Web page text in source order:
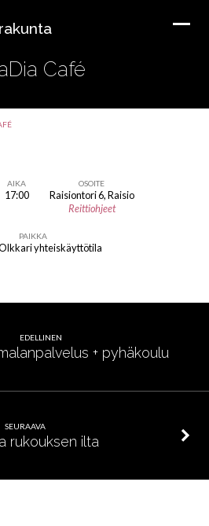
Café
AIKA
17:00
OSOITE
Raisiontori 6, Raisio
Reittiohjeet
PAIKKA
yhteiskäyttötila
EDELLINEN
+ pyhäkoulu
SEURAAVA
rukouksen ilta